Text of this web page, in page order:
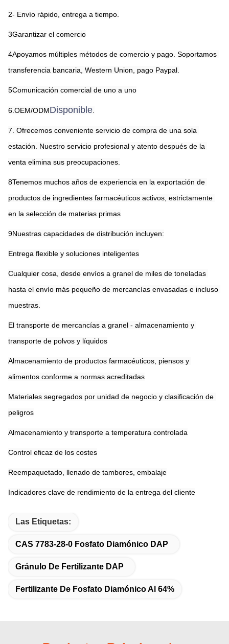
2- Envío rápido, entrega a tiempo.
3Garantizar el comercio
4Apoyamos múltiples métodos de comercio y pago. Soportamos
transferencia bancaria, Western Union, pago Paypal.
5Comunicación comercial de uno a uno
6.OEM/ODMDisponible
7. Ofrecemos conveniente servicio de compra de una sola
estación. Nuestro servicio profesional y atento después de la
venta elimina sus preocupaciones.
8Tenemos muchos años de experiencia en la exportación de
productos de ingredientes farmacéuticos activos, estrictamente
en la selección de materias primas
9Nuestras capacidades de distribución incluyen:
Entrega flexible y soluciones inteligentes
Cualquier cosa, desde envíos a granel de miles de toneladas
hasta el envío más pequeño de mercancías envasadas e incluso
muestras.
El transporte de mercancías a granel - almacenamiento y
transporte de polvos y líquidos
Almacenamiento de productos farmacéuticos, piensos y
alimentos conforme a normas acreditadas
Materiales segregados por unidad de negocio y clasificación de
peligros
Almacenamiento y transporte a temperatura controlada
Control eficaz de los costes
Reempaquetado, llenado de tambores, embalaje
Indicadores clave de rendimiento de la entrega del cliente
Las Etiquetas:
CAS 7783-28-0 Fosfato Diamónico DAP
Gránulo De Fertilizante DAP
Fertilizante De Fosfato Diamónico Al 64%